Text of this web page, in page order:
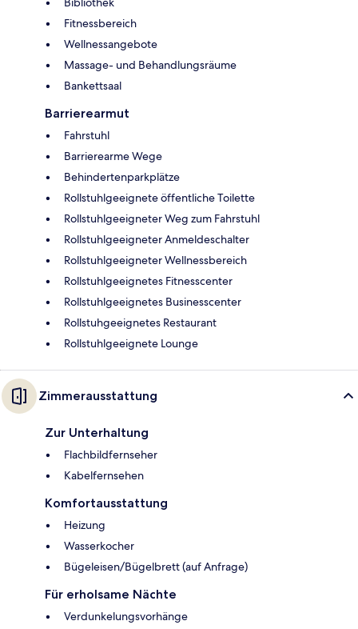
Fitnessbereich
Wellnessangebote
Massage- und Behandlungsräume
Bankettsaal
Barrierearmut
Fahrstuhl
Barrierearme Wege
Behindertenparkplätze
Rollstuhlgeeignete öffentliche Toilette
Rollstuhlgeeigneter Weg zum Fahrstuhl
Rollstuhlgeeigneter Anmeldeschalter
Rollstuhlgeeigneter Wellnessbereich
Rollstuhlgeeignetes Fitnesscenter
Rollstuhlgeeignetes Businesscenter
Rollstuhgeeignetes Restaurant
Rollstuhlgeeignete Lounge
Zimmerausstattung
Zur Unterhaltung
Flachbildfernseher
Kabelfernsehen
Komfortausstattung
Heizung
Wasserkocher
Bügeleisen/Bügelbrett (auf Anfrage)
Für erholsame Nächte
Verdunkelungsvorhänge